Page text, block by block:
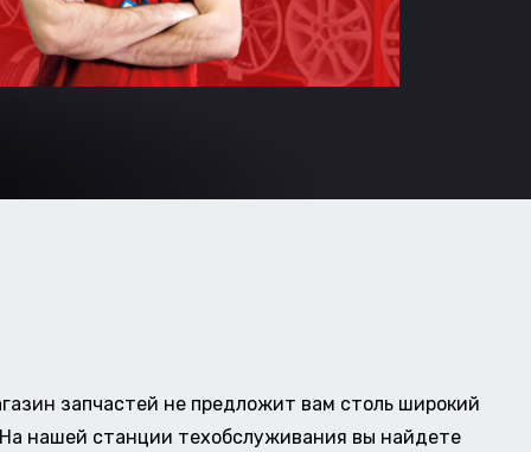
запчастей не предложит вам столь широкий
нашей станции техобслуживания вы найдете